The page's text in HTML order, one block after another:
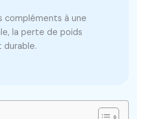
compléments à une
la perte de poids